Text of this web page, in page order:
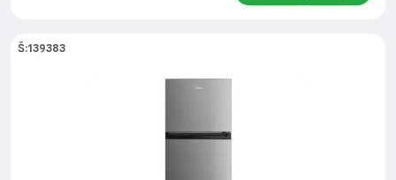
Š:139383